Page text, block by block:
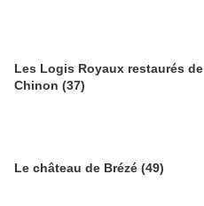
Les Logis Royaux restaurés de
Chinon (37)
Le château de Brézé (49)